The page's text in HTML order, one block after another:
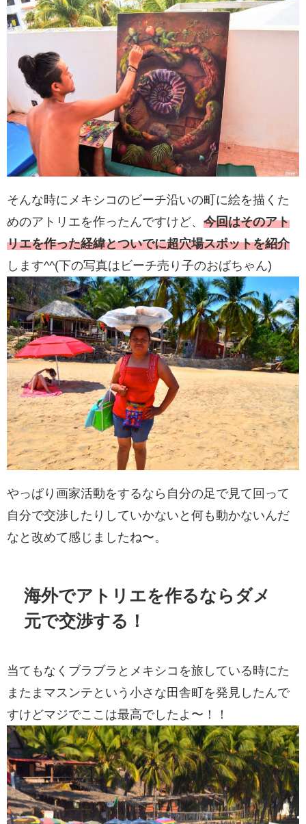
そんな時にメキシコのビーチ沿いの町に絵を描くた
めのアトリエを作ったんですけど、 今回はそのアト
リエを作った経緯とついでに超穴場スポットを紹介
します^^(下の写真はビーチ売り子のおばちゃん)
やっぱり画家活動をするなら自分の足で見て回って
自分で交渉したりしていかないと何も動かないんだ
なと改めて感じましたね〜。
海外でアトリエを作るならダメ
元で交渉する！
当てもなくブラブラとメキシコを旅している時にた
またまマスンテという小さな田舎町を発見したんで
すけどマジでここは最高でしたよ〜！！